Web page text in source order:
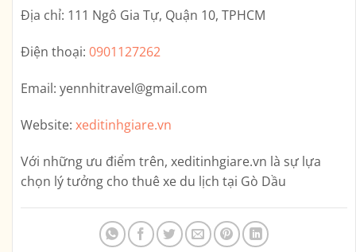
Địa chỉ: 111 Ngô Gia Tự, Quận 10, TPHCM
Điện thoại: 0901127262
Email: yennhitravel@gmail.com
Website: xeditinhgiare.vn
Với những ưu điểm trên, xeditinhgiare.vn là sự lựa
chọn lý tưởng cho thuê xe du lịch tại Gò Dầu